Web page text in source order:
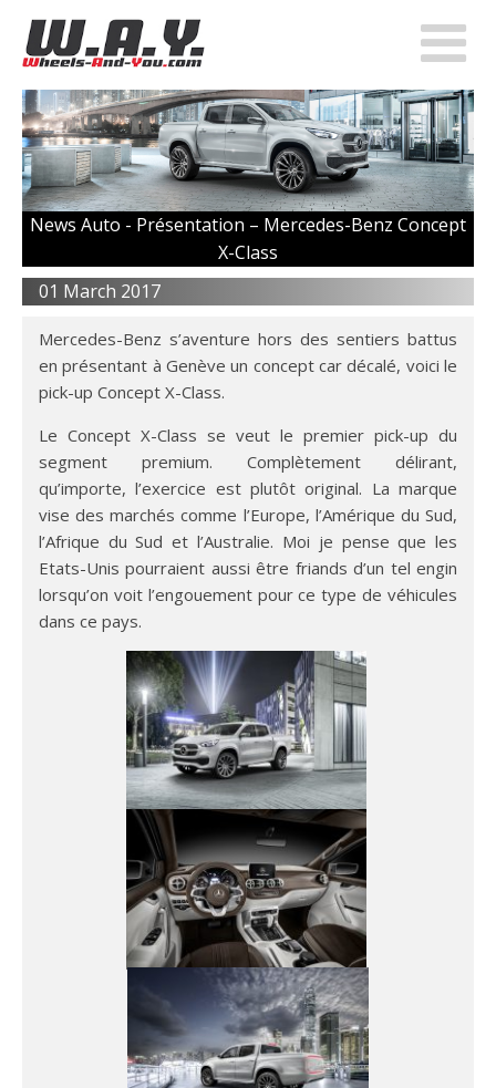
News Auto - Présentation – Mercedes-Benz Concept
X-Class
01 March 2017
Mercedes-Benz s’aventure hors des sentiers battus
en présentant à Genève un concept car décalé, voici le
pick-up Concept X-Class.
Le Concept X-Class se veut le premier pick-up du
segment premium. Complètement délirant,
qu’importe, l’exercice est plutôt original. La marque
vise des marchés comme l’Europe, l’Amérique du Sud,
l’Afrique du Sud et l’Australie. Moi je pense que les
Etats-Unis pourraient aussi être friands d’un tel engin
lorsqu’on voit l’engouement pour ce type de véhicules
dans ce pays.